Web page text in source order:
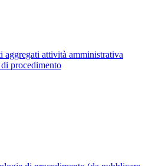
aggregati attività amministrativa
procedimento